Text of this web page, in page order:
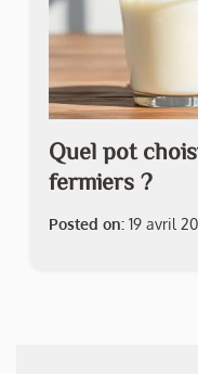
Quel pot
fermiers ?
Posted on: 19 avril